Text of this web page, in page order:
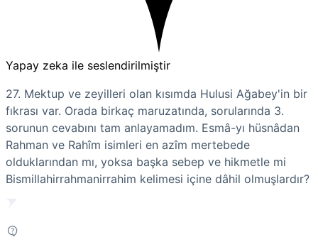
Yapay zeka ile seslendirilmiştir
27. Mektup ve zeyilleri olan kısımda Hulusi Ağabey'in bir
fıkrası var. Orada birkaç maruzatında, sorularında 3.
sorunun cevabını tam anlayamadım. Esmâ-yı hüsnâdan
Rahman ve Rahîm isimleri en azîm mertebede
olduklarından mı, yoksa başka sebep ve hikmetle mi
Bismillahirrahmanirrahim kelimesi içine dâhil olmuşlardır?